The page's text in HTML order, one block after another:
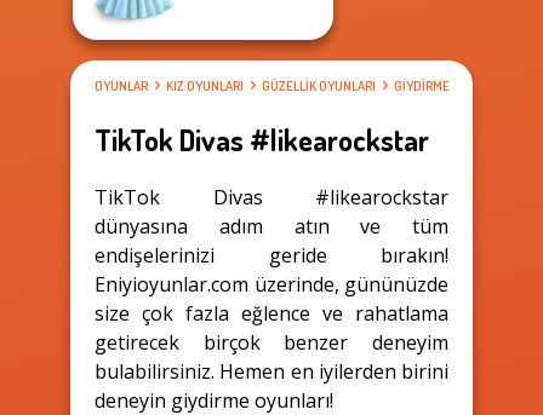
OYUNLAR KIZ OYUNLARI GÜZELLIK OYUNLARI GIYDIRME OYUNLARI
TikTok Divas #likearockstar
TikTok Divas #likearockstar
dünyasına adım atın ve tüm
endişelerinizi geride bırakın!
Eniyioyunlar.com üzerinde, gününüzde
size çok fazla eğlence ve rahatlama
getirecek birçok benzer deneyim
bulabilirsiniz. Hemen en iyilerden birini
deneyin giydirme oyunları!